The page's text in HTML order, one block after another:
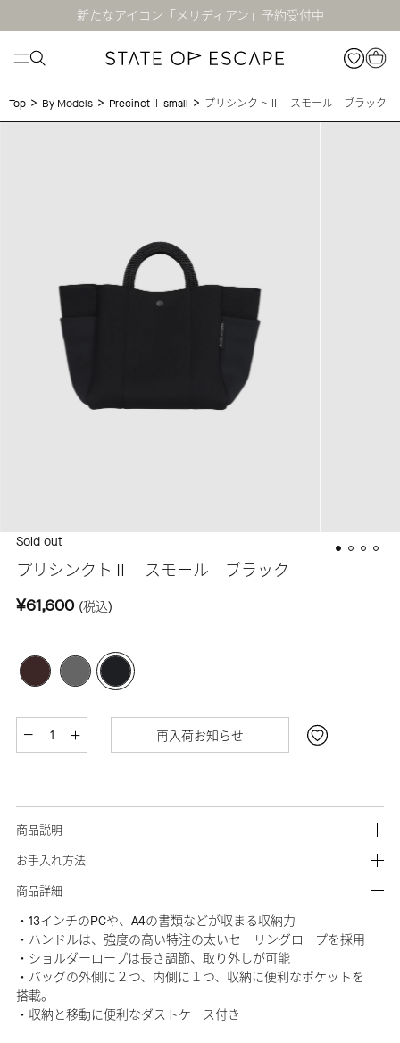
新たなアイコン「メリディアン」予約受付中
Top > By Models > PrecinctⅡ small > プリシンクトⅡ スモール ブラック
Sold out
プリシンクトⅡ スモール ブラック
¥61,600 (税込)
再入荷お知らせ
商品説明
お手入れ方法
商品詳細
・13インチのPCや、A4の書類などが収まる収納力
・ハンドルは、強度の高い特注の太いセーリングロープを採用
・ショルダーロープは長さ調節、取り外しが可能
・バッグの外側に２つ、内側に１つ、収納に便利なポケットを
搭載。
・収納と移動に便利なダストケース付き